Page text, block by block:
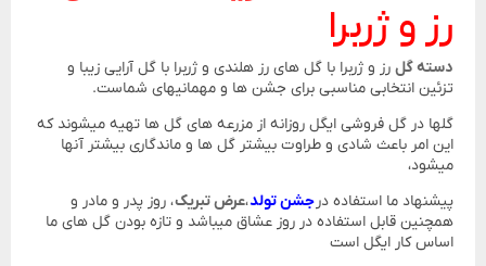
رز و ژربرا
دسته گل رز و ژربرا با گل های رز هلندی و ژربرا با گل آرایی زیبا و
تزئین انتخابی مناسبی برای جشن ها و مهمانیهای شماست.
گلها در گل فروشی ایگل روزانه از مزرعه های گل ها تهیه میشوند که
این امر باعث شادی و طراوت بیشتر گل ها و ماندگاری بیشتر آنها
میشود،
پیشنهاد ما استفاده درجشن تولد،عرض تبریک، روز پدر و مادر و
همچنین قابل استفاده در روز عشاق میباشد و تازه بودن گل های ما
اساس کار ایگل است